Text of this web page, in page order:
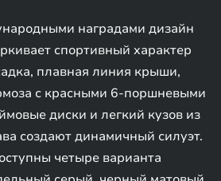
наградами дизайн
спортивный характер
плавная линия крыши,
с красными 6-поршневыми
диски и легкий кузов из
создают динамичный силуэт.
четыре варианта